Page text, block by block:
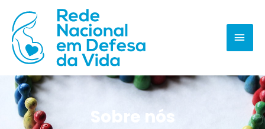
Sobre nós